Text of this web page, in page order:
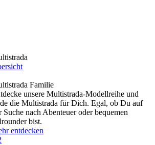
Familie
unsere Multistrada-Modellreihe und
die Multistrada für Dich. Egal, ob Du auf
Suche nach Abenteuer oder bequemen
bist.
entdecken